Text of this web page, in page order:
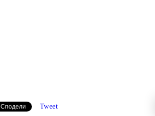
Сподели Tweet